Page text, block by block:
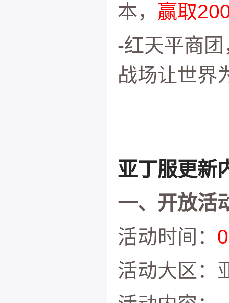
本， 赢取
-红天平商
战场让世界
亚丁服更新
一、开放活
活动时间：
活动大区：